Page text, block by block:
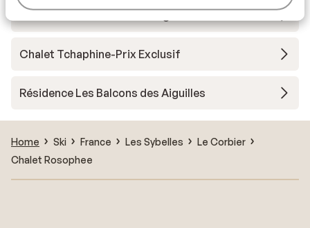
Chalet Tchaphine-Prix Exclusif
Résidence Les Balcons des Aiguilles
Home Ski France Les Sybelles
Le Corbier
Chalet Rosophee